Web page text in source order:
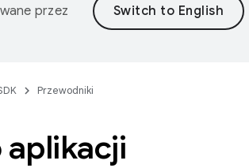
przez
Przewodniki
aplikacji